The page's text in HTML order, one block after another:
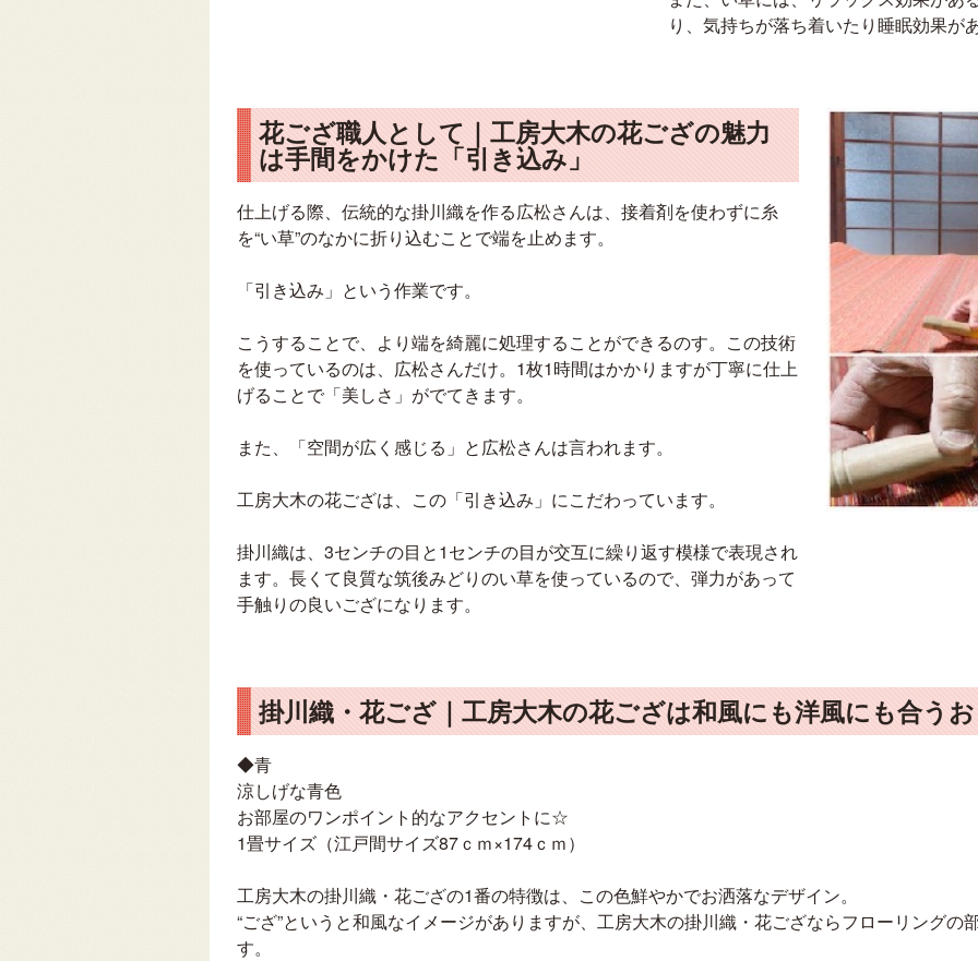
り、気持ちが落ち着いたり睡眠効果が
花ござ職人として｜工房大木の花ござの魅力
は手間をかけた「引き込み」
仕上げる際、伝統的な掛川織を作る広松さんは、接着剤を使わずに糸
を“い草”のなかに折り込むことで端を止めます。
「引き込み」という作業です。
こうすることで、より端を綺麗に処理することができるのす。この技術
を使っているのは、広松さんだけ。1枚1時間はかかりますが丁寧に仕上
げることで「美しさ」がでてきます。
また、「空間が広く感じる」と広松さんは言われます。
工房大木の花ござは、この「引き込み」にこだわっています。
掛川織は、3センチの目と1センチの目が交互に繰り返す模様で表現され
ます。長くて良質な筑後みどりのい草を使っているので、弾力があって
手触りの良いござになります。
掛川織・花ござ｜工房大木の花ござは和風にも洋風にも合う
◆青
涼しげな青色
お部屋のワンポイント的なアクセントに☆
1畳サイズ（江戸間サイズ87ｃｍ×174ｃｍ）
工房大木の掛川織・花ござの1番の特徴は、この色鮮やかでお洒落なデザイン。
“ござ”というと和風なイメージがありますが、工房大木の掛川織・花ござならフローリングの
す。